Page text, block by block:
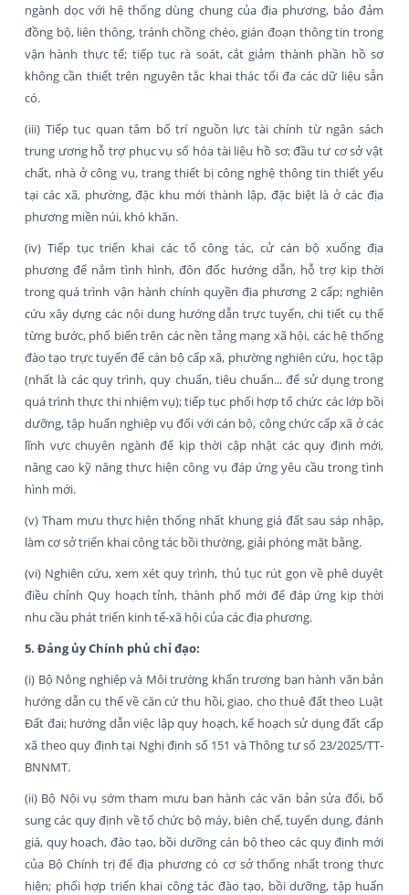
ngành dọc với hệ thống dùng chung của địa phương, bảo đảm
đồng bộ, liên thông, tránh chồng chéo, gián đoạn thông tin trong
vận hành thực tế; tiếp tục rà soát, cắt giảm thành phần hồ sơ
không cần thiết trên nguyên tắc khai thác tối đa các dữ liệu sẵn
có.
(iii) Tiếp tục quan tâm bố trí nguồn lực tài chính từ ngân sách
trung ương hỗ trợ phục vụ số hóa tài liệu hồ sơ; đầu tư cơ sở vật
chất, nhà ở công vụ, trang thiết bị công nghệ thông tin thiết yếu
tại các xã, phường, đặc khu mới thành lập, đặc biệt là ở các địa
phương miền núi, khó khăn.
(iv) Tiếp tục triển khai các tổ công tác, cử cán bộ xuống địa
phương để nắm tình hình, đôn đốc hướng dẫn, hỗ trợ kịp thời
trong quá trình vận hành chính quyền địa phương 2 cấp; nghiên
cứu xây dựng các nội dung hướng dẫn trực tuyến, chi tiết cụ thể
từng bước, phổ biến trên các nền tảng mạng xã hội, các hệ thống
đào tạo trực tuyến để cán bộ cấp xã, phường nghiên cứu, học tập
(nhất là các quy trình, quy chuẩn, tiêu chuẩn... để sử dụng trong
quá trình thực thi nhiệm vụ); tiếp tục phối hợp tổ chức các lớp bồi
dưỡng, tập huấn nghiệp vụ đối với cán bộ, công chức cấp xã ở các
lĩnh vực chuyên ngành để kịp thời cập nhật các quy định mới,
nâng cao kỹ năng thực hiện công vụ đáp ứng yêu cầu trong tình
hình mới.
(v) Tham mưu thực hiện thống nhất khung giá đất sau sáp nhập,
làm cơ sở triển khai công tác bồi thường, giải phóng mặt bằng.
(vi) Nghiên cứu, xem xét quy trình, thủ tục rút gọn về phê duyệt
điều chỉnh Quy hoạch tỉnh, thành phố mới để đáp ứng kịp thời
nhu cầu phát triển kinh tế-xã hội của các địa phương.
5. Đảng ủy Chính phủ chỉ đạo:
(i) Bộ Nông nghiệp và Môi trường khẩn trương ban hành văn bản
hướng dẫn cụ thể về căn cứ thu hồi, giao, cho thuê đất theo Luật
Đất đai; hướng dẫn việc lập quy hoạch, kế hoạch sử dụng đất cấp
xã theo quy định tại Nghị định số 151 và Thông tư số 23/2025/TT-
BNNMT.
(ii) Bộ Nội vụ sớm tham mưu ban hành các văn bản sửa đổi, bổ
sung các quy định về tổ chức bộ máy, biên chế, tuyển dụng, đánh
giá, quy hoạch, đào tạo, bồi dưỡng cán bộ theo các quy định mới
của Bộ Chính trị để địa phương có cơ sở thống nhất trong thực
hiện; phối hợp triển khai công tác đào tạo, bồi dưỡng, tập huấn